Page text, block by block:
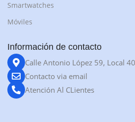
Smartwatches
Móviles
Información de contacto
Calle Antonio López 59, Local
Contacto via email
Atención Al CLientes